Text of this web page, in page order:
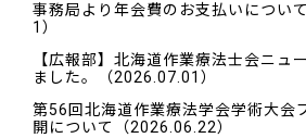
事務局より年会費のお支払いについ
1）
【広報部】北海道作業療法士会ニュ
ました。
（2026.07.01）
第56回北海道作業療法学会学術大会
開について
（2026.06.22）